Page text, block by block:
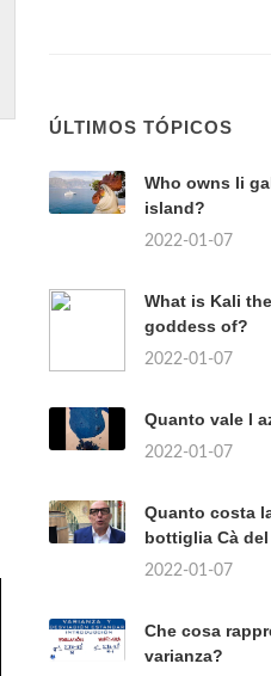
ÚLTIMOS TÓPICOS
Who owns li
island?
2022-01-07
What is Kali the
goddess of?
2022-01-07
Quanto vale l
2022-01-07
Quanto costa
bottiglia Cà
2022-01-07
Che cosa
varianza?